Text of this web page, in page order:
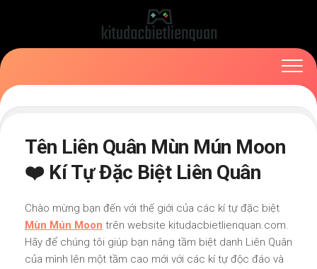
Tên Liên Quân Mùn Mún Moon
❤️ Kí Tự Đặc Biệt Liên Quân
Chào mừng bạn đến với thế giới của các kí tự đặc biệt
Mùn Mún Moon trên website kitudacbietlienquan.com.
Hãy để chúng tôi giúp bạn nâng tầm biệt danh Liên Quân
của mình lên một tầm cao mới với các kí tự độc đáo và